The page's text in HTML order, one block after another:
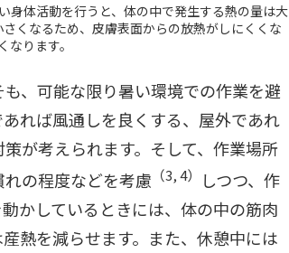
身体活動を行うと、体の中で発生する熱の量は大
くなるため、皮膚表面からの放熱がしにくくな
ります。
、可能な限り暑い環境での作業を避
れば風通しを良くする、屋外であれ
が考えられます。そして、作業場所
の程度などを考慮 （3, 4）
しつつ、作
かしているときには、体の中の筋肉
熱を減らせます。また、休憩中には